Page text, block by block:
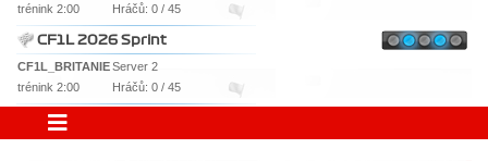
trénink 2:00
Hráčů: 0 / 45
CF1L 2026 Sprint
CF1L_BRITANIEServer 2
trénink 2:00
Hráčů: 0 / 45